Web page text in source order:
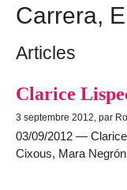
Carrera,
Articles
Clarice
3 septembre 2012, par
03/09/2012 —
Cixous, Mara